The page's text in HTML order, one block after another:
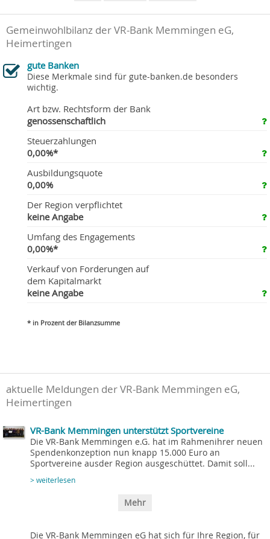
Gemeinwohlbilanz der VR-Bank Memmingen eG,
Heimertingen
gute Banken
Diese Merkmale sind für gute-banken.de besonders
wichtig.
Art bzw. Rechtsform der Bank
genossenschaftlich
Steuerzahlungen
0,00%*
Ausbildungsquote
0,00%
Der Region verpflichtet
keine Angabe
Umfang des Engagements
0,00%*
Verkauf von Forderungen auf
dem Kapitalmarkt
keine Angabe
* in Prozent der Bilanzsumme
aktuelle Meldungen der VR-Bank Memmingen eG,
Heimertingen
VR-Bank Memmingen unterstützt Sportvereine
Die VR-Bank Memmingen e.G. hat im Rahmenihrer neuen
Spendenkonzeption nun knapp 15.000 Euro an
Sportvereine ausder Region ausgeschüttet. Damit soll...
> weiterlesen
Mehr
Die VR-Bank Memmingen eG hat sich für Ihre Region, für